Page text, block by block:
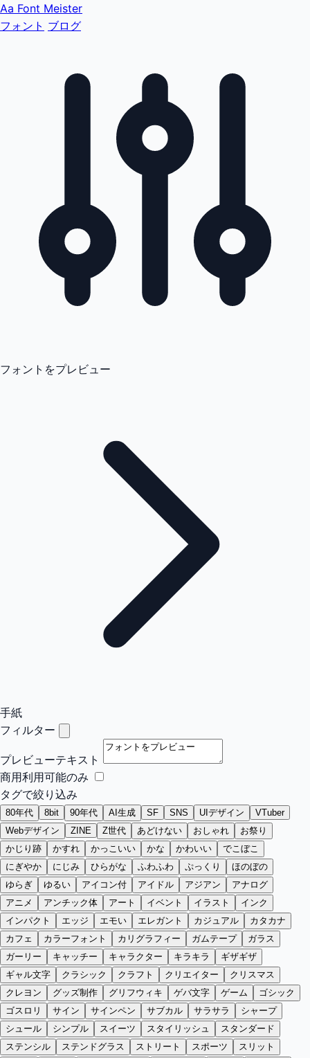
Aa Font Meister
フォント ブログ
フォントをプレビュー
手紙
フィルター
プレビューテキスト
商用利用可能のみ
タグで絞り込み
80年代 8bit 90年代 AI生成 SF SNS UIデザイン
VTuber
Webデザイン
ZINE Z世代 あどけない おしゃれ
お祭り
かじり跡
かすれ かっこいい かな かわいい
でこぼこ
にぎやか
にじみ ひらがな ふわふわ ぷっくり
ほのぼの
ゆらぎ
ゆるい アイコン付 アイドル アジアン
アナログ
アニメ
アンチック体 アート イベント イラスト
インク
インパクト
エッジ エモい エレガント カジュアル
カタカナ
カフェ
カラーフォント カリグラフィー ガムテープ
ガラス
ガーリー
キャッチー キャラクター キラキラ
ギザギザ
ギャル文字
クラシック クラフト クリエイター
クリスマス
クレヨン
グッズ制作 グリフウィキ ゲバ文字 ゲーム
ゴシック
ゴスロリ
サイン サインペン サブカル サラサラ
シャープ
シュール
シンプル スイーツ スタイリッシュ
スタンダード
ステンシル
ステンドグラス ストリート スポーツ
スリット